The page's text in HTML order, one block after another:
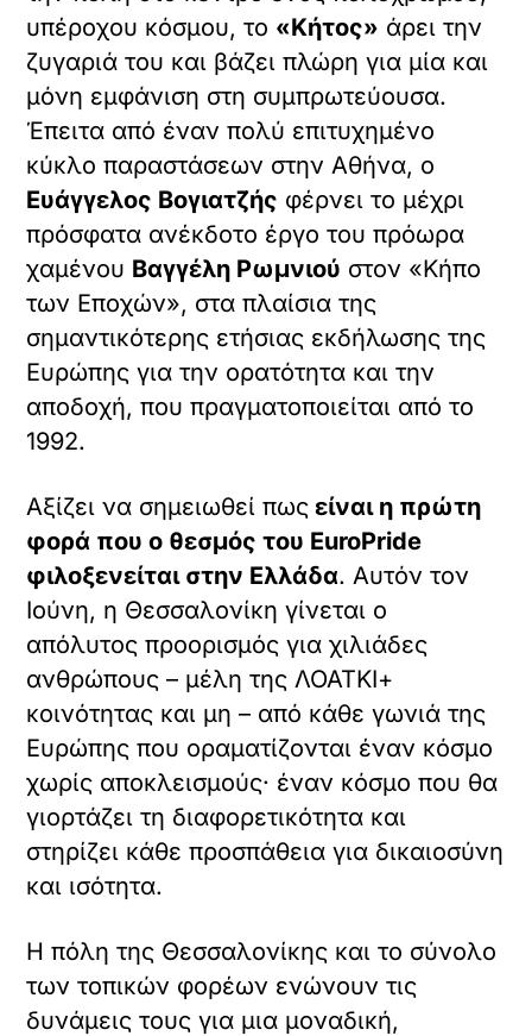
υπέροχου κόσμου, το «Κήτος» άρει την
ζυγαριά του και βάζει πλώρη για μία και
μόνη εμφάνιση στη συμπρωτεύουσα.
Έπειτα από έναν πολύ επιτυχημένο
κύκλο παραστάσεων στην Αθήνα, ο
Ευάγγελος Βογιατζής φέρνει το μέχρι
πρόσφατα ανέκδοτο έργο του πρόωρα
χαμένου Βαγγέλη Ρωμνιού στον «Κήπο
των Εποχών», στα πλαίσια της
σημαντικότερης ετήσιας εκδήλωσης της
Ευρώπης για την ορατότητα και την
αποδοχή, που πραγματοποιείται από το
1992.
Αξίζει να σημειωθεί πως είναι η πρώτη
φορά που ο θεσμός του EuroPride
φιλοξενείται στην Ελλάδα. Αυτόν τον
Ιούνη, η Θεσσαλονίκη γίνεται ο
απόλυτος προορισμός για χιλιάδες
ανθρώπους – μέλη της ΛΟΑΤΚΙ+
κοινότητας και μη – από κάθε γωνιά της
Ευρώπης που οραματίζονται έναν κόσμο
χωρίς αποκλεισμούς· έναν κόσμο που θα
γιορτάζει τη διαφορετικότητα και
στηρίζει κάθε προσπάθεια για δικαιοσύνη
και ισότητα.
Η πόλη της Θεσσαλονίκης και το σύνολο
των τοπικών φορέων ενώνουν τις
δυνάμεις τους για μια μοναδική,